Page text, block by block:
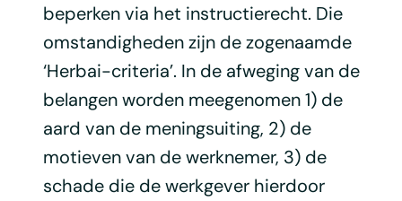
beperken via het instructierecht. Die
omstandigheden zijn de zogenaamde
‘Herbai-criteria’. In de afweging van de
belangen worden meegenomen 1) de
aard van de meningsuiting, 2) de
motieven van de werknemer, 3) de
schade die de werkgever hierdoor